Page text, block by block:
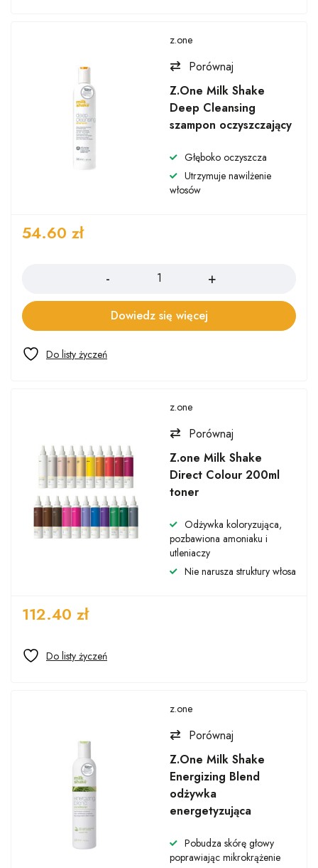
z.one
Porównaj
Z.One Milk Shake
Deep Cleansing
szampon oczyszczający
Głęboko oczyszcza
Utrzymuje nawilżenie
włosów
54.60 zł
Dowiedz się więcej
z.one
Porównaj
Z.one Milk Shake
Direct Colour 200ml
toner
Odżywka koloryzująca,
pozbawiona amoniaku i
utleniaczy
Nie narusza struktury włosa
112.40 zł
z.one
Porównaj
Z.One Milk Shake
Energizing Blend
odżywka
energetyzująca
Pobudza skórę głowy
poprawiając mikrokrążenie